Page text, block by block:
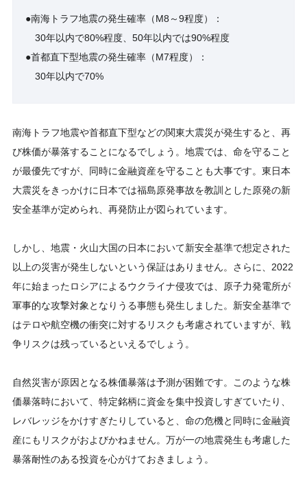
●南海トラフ地震の発生確率（M8～9程度）：
30年以内で80%程度、50年以内では90%程度
●首都直下型地震の発生確率（M7程度）：
30年以内で70%
南海トラフ地震や首都直下型などの関東大震災が発生すると、再
び株価が暴落することになるでしょう。地震では、命を守ること
が最優先ですが、同時に金融資産を守ることも大事です。東日本
大震災をきっかけに日本では福島原発事故を教訓とした原発の新
安全基準が定められ、再発防止が図られています。
しかし、地震・火山大国の日本において新安全基準で想定された
以上の災害が発生しないという保証はありません。さらに、2022
年に始まったロシアによるウクライナ侵攻では、原子力発電所が
軍事的な攻撃対象となりうる事態も発生しました。新安全基準で
はテロや航空機の衝突に対するリスクも考慮されていますが、戦
争リスクは残っているといえるでしょう。
自然災害が原因となる株価暴落は予測が困難です。このような株
価暴落時において、特定銘柄に資金を集中投資しすぎていたり、
レバレッジをかけすぎたりしていると、命の危機と同時に金融資
産にもリスクがおよびかねません。万が一の地震発生も考慮した
暴落耐性のある投資を心がけておきましょう。